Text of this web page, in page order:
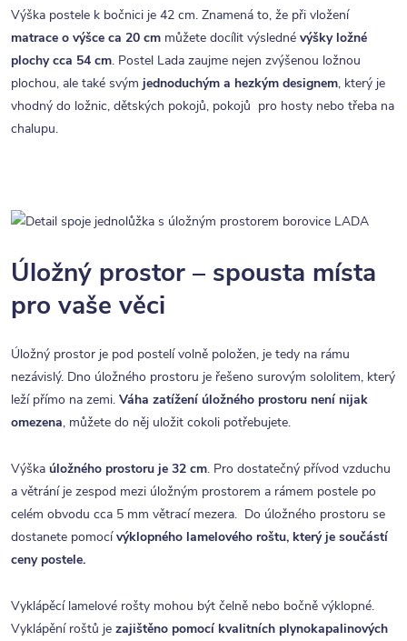
Výška postele k bočnici je 42 cm. Znamená to, že při vložení
matrace o výšce ca 20 cm můžete docílit výsledné výšky ložné
plochy cca 54 cm. Postel Lada zaujme nejen zvýšenou ložnou
plochou, ale také svým jednoduchým a hezkým designem, který je
vhodný do ložnic, dětských pokojů, pokojů pro hosty nebo třeba na
chalupu.
Úložný prostor – spousta místa
pro vaše věci
Úložný prostor je pod postelí volně položen, je tedy na rámu
nezávislý. Dno úložného prostoru je řešeno surovým sololitem, který
leží přímo na zemi. Váha zatížení úložného prostoru není nijak
omezena, můžete do něj uložit cokoli potřebujete.
Výška úložného prostoru je 32 cm. Pro dostatečný přívod vzduchu
a větrání je zespod mezi úložným prostorem a rámem postele po
celém obvodu cca 5 mm větrací mezera. Do úložného prostoru se
dostanete pomocívýklopného lamelového roštu, který je součástí
ceny postele.
Vyklápěcí lamelové rošty mohou být čelně nebo bočně výklopné.
Vyklápění roštů je zajištěno pomocí kvalitních plynokapalinových